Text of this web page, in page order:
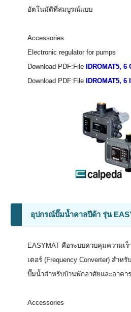
อัตโนมัติที่สมบูรณ์แบบ
Accessories
Electronic regulator for pumps
Download PDF:File IDROMAT5,
Download PDF:FileIDROMAT5, 6
อุปกรณ์ปั๊มน้ำคาลปีด้า รุ่น
EASYMAT คือระบบควบคุมความเ
เตอร์ (Frequency Converter) สำห
ปั๊มน้ำสำหรับบ้านพักอาศัยและอาคาร
Accessories